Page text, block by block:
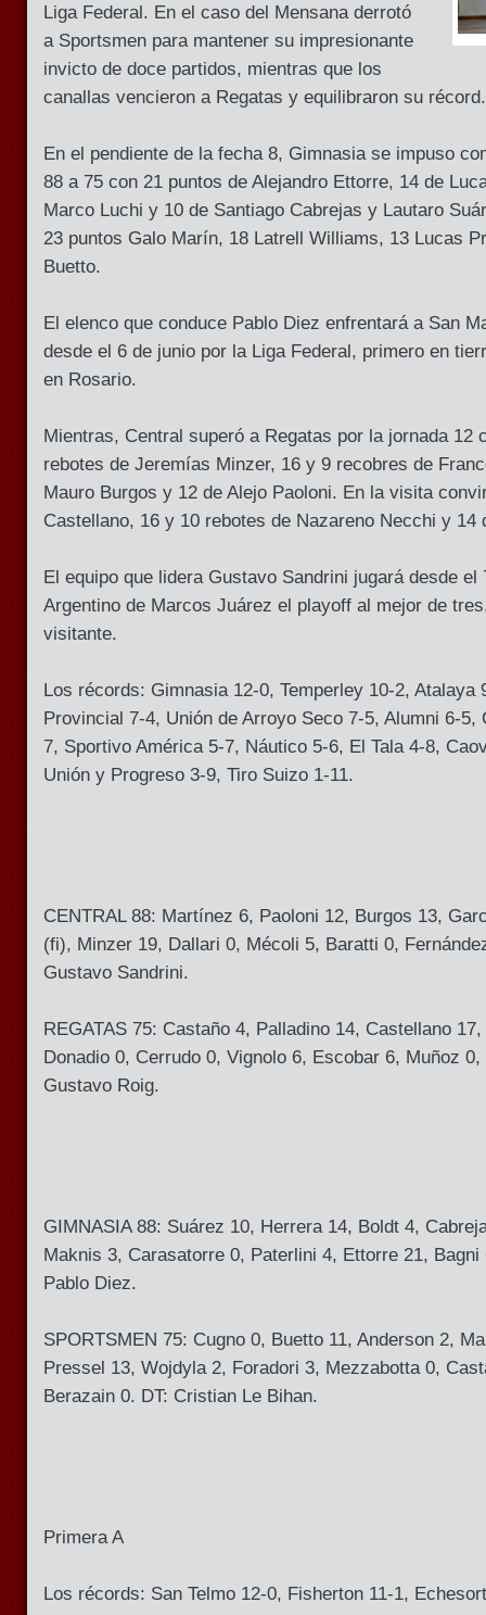
Liga Federal. En el caso del Mensana derrotó
a Sportsmen para mantener su impresionante
invicto de doce partidos, mientras que los
canallas vencieron a Regatas y equilibraron su récord.
En el pendiente de la fecha 8, Gimnasia se impuso
88 a 75 con 21 puntos de Alejandro Ettorre, 14 de
Marco Luchi y 10 de Santiago Cabrejas y Lautaro
23 puntos Galo Marín, 18 Latrell Williams, 13 Lucas
Buetto.
El elenco que conduce Pablo Diez enfrentará a San
desde el 6 de junio por la Liga Federal, primero en
en Rosario.
Mientras, Central superó a Regatas por la jornada 12
rebotes de Jeremías Minzer, 16 y 9 recobres de
Mauro Burgos y 12 de Alejo Paoloni. En la visita
Castellano, 16 y 10 rebotes de Nazareno Necchi y 14
El equipo que lidera Gustavo Sandrini jugará desde el
Argentino de Marcos Juárez el playoff al mejor de
visitante.
Los récords: Gimnasia 12-0, Temperley 10-2, Atalaya
Provincial 7-4, Unión de Arroyo Seco 7-5, Alumni 6-5,
7, Sportivo América 5-7, Náutico 5-6, El Tala 4-8,
Unión y Progreso 3-9, Tiro Suizo 1-11.
CENTRAL 88: Martínez 6, Paoloni 12, Burgos 13,
(fi), Minzer 19, Dallari 0, Mécoli 5, Baratti 0,
Gustavo Sandrini.
REGATAS 75: Castaño 4, Palladino 14, Castellano
Donadio 0, Cerrudo 0, Vignolo 6, Escobar 6, Muñoz
Gustavo Roig.
GIMNASIA 88: Suárez 10, Herrera 14, Boldt 4,
Maknis 3, Carasatorre 0, Paterlini 4, Ettorre 21,
Pablo Diez.
SPORTSMEN 75: Cugno 0, Buetto 11, Anderson 2,
Pressel 13, Wojdyla 2, Foradori 3, Mezzabotta 0,
Berazain 0. DT: Cristian Le Bihan.
Primera A
Los récords: San Telmo 12-0, Fisherton 11-1,